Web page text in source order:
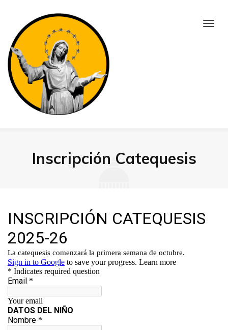
Inscripción Catequesis